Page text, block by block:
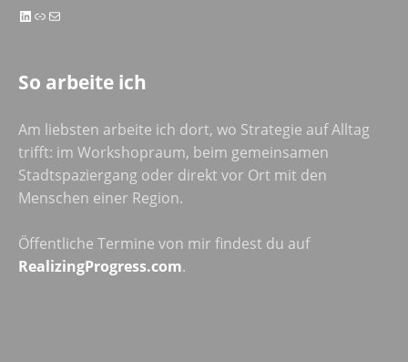
LinkedIn
LinkE-Mail
So arbeite ich
Am liebsten arbeite ich dort, wo Strategie auf Alltag
trifft: im Workshopraum, beim gemeinsamen
Stadtspaziergang oder direkt vor Ort mit den
Menschen einer Region.
Öffentliche Termine von mir findest du auf
RealizingProgress.com.